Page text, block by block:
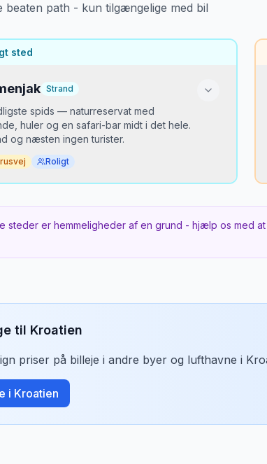
Mikkels tip
Kør til Fažana og tag færgen til Brijuni — bil tillades ikke
beaten path - kun tilgængelige med bil
sted
Strand
spids — naturreservat med
huler og en safari-bar midt i det hele.
og næsten ingen turister.
Roligt
kræver 10 min vandring.
tidspunkt
steder er hemmeligheder af en grund - hjælp os med
til Kroatien
priser på billeje i andre byer og lufthavne i
i Kroatien